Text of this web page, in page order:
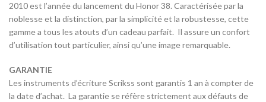
2010 est l’année du lancement du Honor 38. Caractérisée par la
noblesse et la distinction, par la simplicité et la robustesse, cette
gamme a tous les atouts d’un cadeau parfait. Il assure un confort
d’utilisation tout particulier, ainsi qu’une image remarquable.
GARANTIE
Les instruments d’écriture Scrikss sont garantis 1 an à compter de
la date d’achat. La garantie se réfère strictement aux défauts de